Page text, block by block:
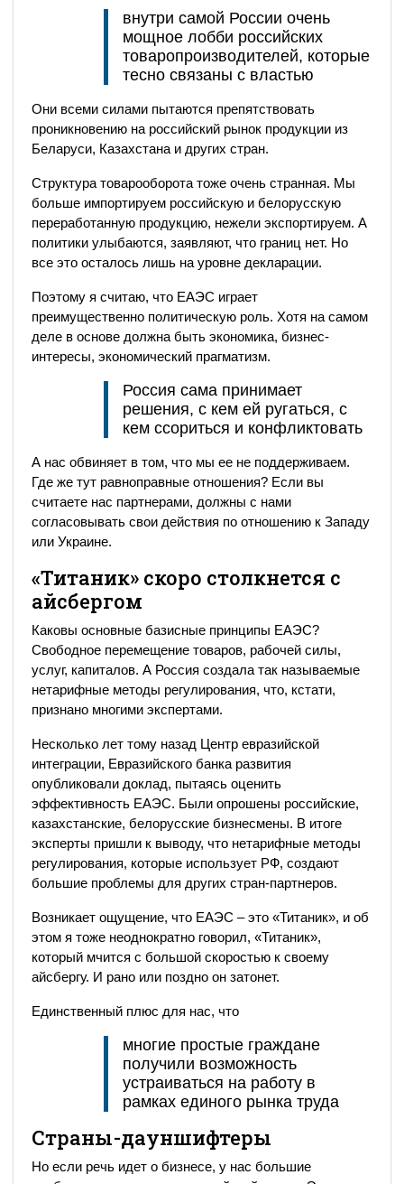
внутри самой России очень
мощное лобби российских
товаропроизводителей, которые
тесно связаны с властью
Они всеми силами пытаются препятствовать
проникновению на российский рынок продукции из
Беларуси, Казахстана и других стран.
Структура товарооборота тоже очень странная. Мы
больше импортируем российскую и белорусскую
переработанную продукцию, нежели экспортируем. А
политики улыбаются, заявляют, что границ нет. Но
все это осталось лишь на уровне декларации.
Поэтому я считаю, что ЕАЭС играет
преимущественно политическую роль. Хотя на самом
деле в основе должна быть экономика, бизнес-
интересы, экономический прагматизм.
Россия сама принимает
решения, с кем ей ругаться, с
кем ссориться и конфликтовать
А нас обвиняет в том, что мы ее не поддерживаем.
Где же тут равноправные отношения? Если вы
считаете нас партнерами, должны с нами
согласовывать свои действия по отношению к Западу
или Украине.
«Титаник» скоро столкнется с
айсбергом
Каковы основные базисные принципы ЕАЭС?
Свободное перемещение товаров, рабочей силы,
услуг, капиталов. А Россия создала так называемые
нетарифные методы регулирования, что, кстати,
признано многими экспертами.
Несколько лет тому назад Центр евразийской
интеграции, Евразийского банка развития
опубликовали доклад, пытаясь оценить
эффективность ЕАЭС. Были опрошены российские,
казахстанские, белорусские бизнесмены. В итоге
эксперты пришли к выводу, что нетарифные методы
регулирования, которые использует РФ, создают
большие проблемы для других стран-партнеров.
Возникает ощущение, что ЕАЭС – это «Титаник», и об
этом я тоже неоднократно говорил, «Титаник»,
который мчится с большой скоростью к своему
айсбергу. И рано или поздно он затонет.
Единственный плюс для нас, что
многие простые граждане
получили возможность
устраиваться на работу в
рамках единого рынка труда
Страны-дауншифтеры
Но если речь идет о бизнесе, у нас большие